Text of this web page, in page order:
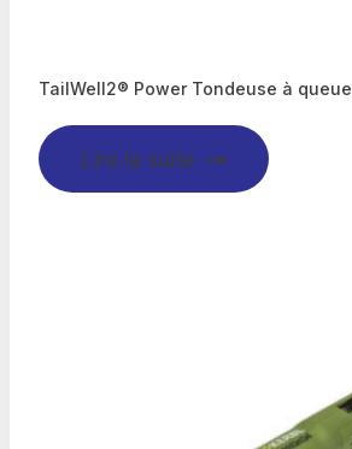
TailWell2® Power Tondeuse à queue
Lire la suite